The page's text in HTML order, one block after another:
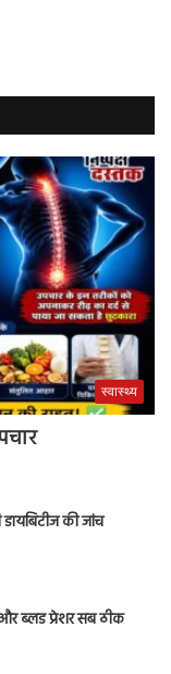
स्वास्थ्य
की जांच
और ब्लड प्रेशर सब ठीक